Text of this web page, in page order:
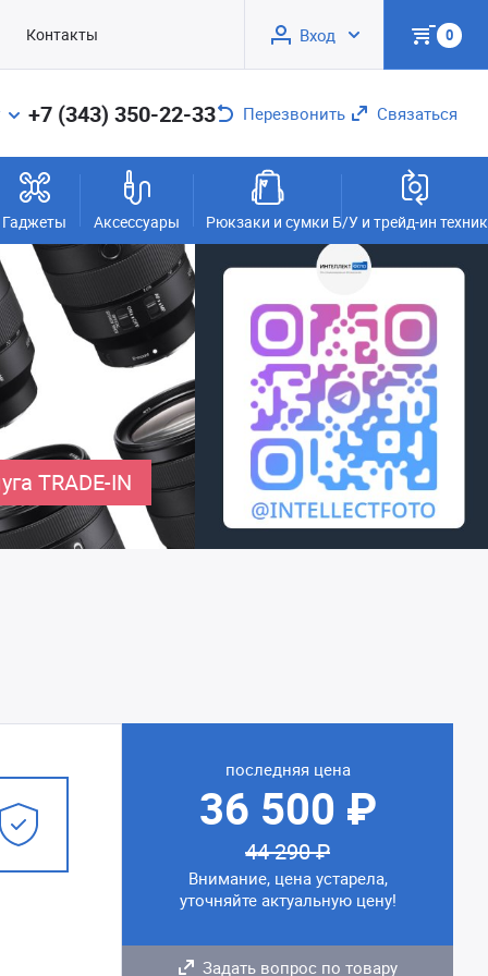
Контакты Вход 0
+7 (343) 350-22-33 Перезвонить Связаться
Гаджеты Аксессуары Рюкзаки и сумки Б/У и трейд-ин
TRADE-IN
последняя цена
36 500 ₽
44 290 ₽
Внимание, цена устарела,
уточняйте актуальную цену!
Задать вопрос по товару